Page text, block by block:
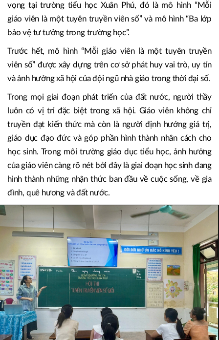
vọng tại trường tiểu học Xuân Phú, đó là mô hình “Mỗi
giáo viên là một tuyên truyền viên số” và mô hình “Ba lớp
bảo vệ tư tưởng trong trường học”.
Trước hết, mô hình “Mỗi giáo viên là một tuyên truyền
viên số” được xây dựng trên cơ sở phát huy vai trò, uy tín
và ảnh hưởng xã hội của đội ngũ nhà giáo trong thời đại số.
Trong mọi giai đoạn phát triển của đất nước, người thầy
luôn có vị trí đặc biệt trong xã hội. Giáo viên không chỉ
truyền đạt kiến thức mà còn là người định hướng giá trị,
giáo dục đạo đức và góp phần hình thành nhân cách cho
học sinh. Trong môi trường giáo dục tiểu học, ảnh hưởng
của giáo viên càng rõ nét bởi đây là giai đoạn học sinh đang
hình thành những nhận thức ban đầu về cuộc sống, về gia
đình, quê hương và đất nước.